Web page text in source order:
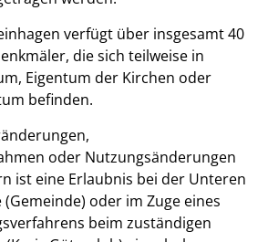
verfügt über insgesamt 40
die sich teilweise in
Eigentum der Kirchen oder
befinden.
oder Nutzungsänderungen
ist eine Erlaubnis bei der Unteren
oder im Zuge eines
beim zuständigen